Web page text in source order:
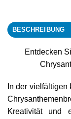
BESCHREIBUNG
Entdecken
In der
Kreativität und